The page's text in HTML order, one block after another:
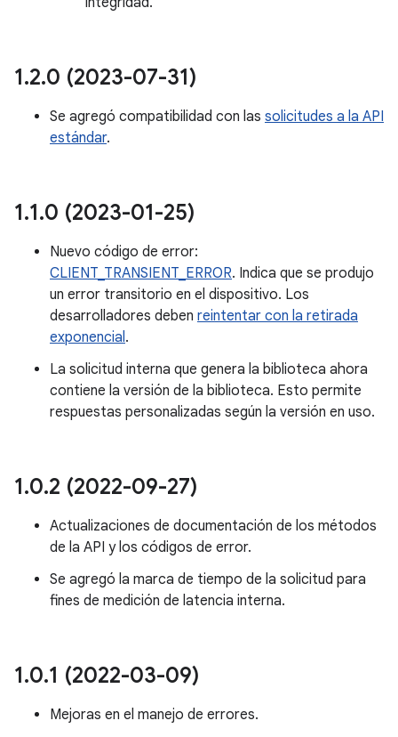
1.2.0 (2023-07-31)
Se agregó compatibilidad con las solicitudes a la API
estándar.
1.1.0 (2023-01-25)
Nuevo código de error:
CLIENT_TRANSIENT_ERROR. Indica que se produjo
un error transitorio en el dispositivo. Los
desarrolladores deben reintentar con la retirada
exponencial.
La solicitud interna que genera la biblioteca ahora
contiene la versión de la biblioteca. Esto permite
respuestas personalizadas según la versión en uso.
1.0.2 (2022-09-27)
Actualizaciones de documentación de los métodos
de la API y los códigos de error.
Se agregó la marca de tiempo de la solicitud para
fines de medición de latencia interna.
1.0.1 (2022-03-09)
Mejoras en el manejo de errores.